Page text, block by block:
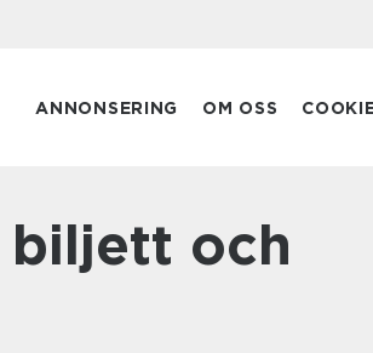
ANNONSERING OM OSS